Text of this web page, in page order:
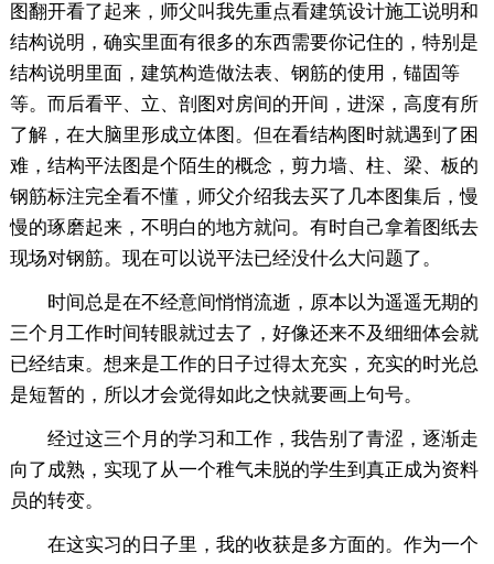
图翻开看了起来，师父叫我先重点看建筑设计施工说明和
结构说明，确实里面有很多的东西需要你记住的，特别是
结构说明里面，建筑构造做法表、钢筋的使用，锚固等
等。而后看平、立、剖图对房间的开间，进深，高度有所
了解，在大脑里形成立体图。但在看结构图时就遇到了困
难，结构平法图是个陌生的概念，剪力墙、柱、梁、板的
钢筋标注完全看不懂，师父介绍我去买了几本图集后，慢
慢的琢磨起来，不明白的地方就问。有时自己拿着图纸去
现场对钢筋。现在可以说平法已经没什么大问题了。
时间总是在不经意间悄悄流逝，原本以为遥遥无期的
三个月工作时间转眼就过去了，好像还来不及细细体会就
已经结束。想来是工作的日子过得太充实，充实的时光总
是短暂的，所以才会觉得如此之快就要画上句号。
经过这三个月的学习和工作，我告别了青涩，逐渐走
向了成熟，实现了从一个稚气未脱的学生到真正成为资料
员的转变。
在这实习的日子里，我的收获是多方面的。作为一个